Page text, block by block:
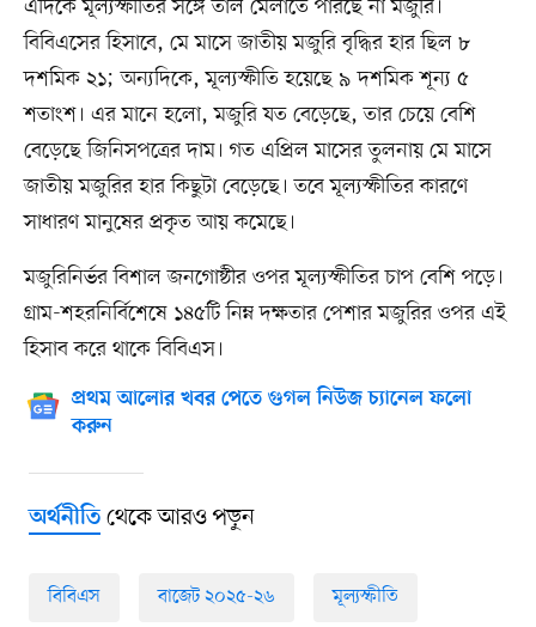
এদিকে মূল্যস্ফীতির সঙ্গে তাল মেলাতে পারছে না মজুরি।
বিবিএসের হিসাবে, মে মাসে জাতীয় মজুরি বৃদ্ধির হার ছিল ৮
দশমিক ২১; অন্যদিকে, মূল্যস্ফীতি হয়েছে ৯ দশমিক শূন্য ৫
শতাংশ। এর মানে হলো, মজুরি যত বেড়েছে, তার চেয়ে বেশি
বেড়েছে জিনিসপত্রের দাম। গত এপ্রিল মাসের তুলনায় মে মাসে
জাতীয় মজুরির হার কিছুটা বেড়েছে। তবে মূল্যস্ফীতির কারণে
সাধারণ মানুষের প্রকৃত আয় কমেছে।
মজুরিনির্ভর বিশাল জনগোষ্ঠীর ওপর মূল্যস্ফীতির চাপ বেশি পড়ে।
গ্রাম-শহরনির্বিশেষে ১৪৫টি নিম্ন দক্ষতার পেশার মজুরির ওপর এই
হিসাব করে থাকে বিবিএস।
প্রথম আলোর খবর পেতে গুগল নিউজ চ্যানেল ফলো
করুন
অর্থনীতিথেকে আরও পড়ুন
বিবিএস বাজেট ২০২৫-২৬ মূল্যস্ফীতি